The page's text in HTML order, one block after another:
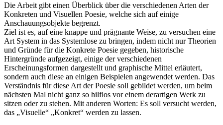
Die Arbeit gibt einen Überblick über die verschiedenen Arten der
Konkreten und Visuellen Poesie, welche sich auf einige
Anschauungsobjekte begrenzt.
Ziel ist es, auf eine knappe und prägnante Weise, zu versuchen eine
Art System in das Systemlose zu bringen, indem nicht nur Theorien
und Gründe für die Konkrete Poesie gegeben, historische
Hintergründe aufgezeigt, einige der verschiedenen
Erscheinungsformen dargestellt und graphische Mittel erläutert,
sondern auch diese an einigen Beispielen angewendet werden. Das
Verständnis für diese Art der Poesie soll gebildet werden, um beim
nächsten Mal nicht ganz so hilflos vor einem derartigen Werk zu
sitzen oder zu stehen. Mit anderen Worten: Es soll versucht werden,
das „Visuelle“ „Konkret“ werden zu lassen.